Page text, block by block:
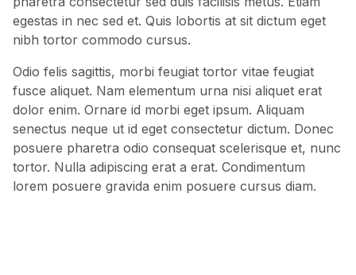
egestas in nec sed et. Quis lobortis at sit dictum eget
nibh tortor commodo cursus.
Odio felis sagittis, morbi feugiat tortor vitae feugiat
fusce aliquet. Nam elementum urna nisi aliquet erat
dolor enim. Ornare id morbi eget ipsum. Aliquam
senectus neque ut id eget consectetur dictum. Donec
posuere pharetra odio consequat scelerisque et, nunc
tortor. Nulla adipiscing erat a erat. Condimentum
lorem posuere gravida enim posuere cursus diam.